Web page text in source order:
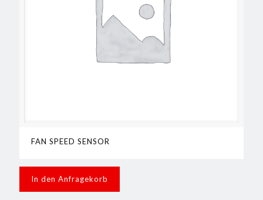
FAN SPEED SENSOR
In den Anfragekorb